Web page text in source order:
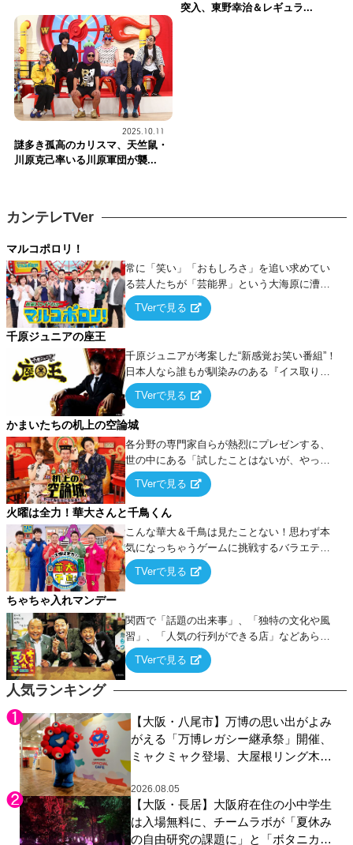
突入、東野幸治＆レギュラ...
2025.10.11
謎多き孤高のカリスマ、天竺鼠・
川原克己率いる川原軍団が襲...
人気ランキング
【大阪・八尾市】万博の思い出がよみ
がえる「万博レガシー継承祭」開催、
ミャクミャク登場、大屋根リング木材
展示も
2026.08.05
【大阪・長居】大阪府在住の小中学生
は入場無料に、チームラボが「夏休み
の自由研究の課題に」と「ボタニカル
カンテレTVer
マルコポロリ！
常に「笑い」「おもしろさ」を追い求めてい
る芸人たちが「芸能界」という大海原に漕ぎ
出でて、新たなオモシロ人間を発掘する！
TVerで見る
千原ジュニアの座王
千原ジュニアが考案した“新感覚お笑い番組”！
日本人なら誰もが馴染みのある『イス取りゲ
ーム』をベースに、大喜利・ギャグ・モノボ
ケ・歌…など様々なお題で芸人がショートネ
タを競い合う！
TVerで見る
かまいたちの机上の空論城
各分野の専門家自らが熱烈にプレゼンする、
世の中にある「試したことはないが、やって
みたらこうなる！…ハズ」という“机上の空
論”に若手芸人らがカラダを張って挑む！
TVerで見る
火曜は全力！華大さんと千鳥くん
こんな華大＆千鳥は見たことない！思わず本
気になっちゃうゲームに挑戦するバラエティ
ー！
TVerで見る
ちゃちゃ入れマンデー
関西で「話題の出来事」、「独特の文化や風
習」、「人気の行列ができる店」などあらゆ
るテーマについて好き放題にちゃちゃを入れ
ていく関西色を前面に押し出したトークバラ
TVerで見る